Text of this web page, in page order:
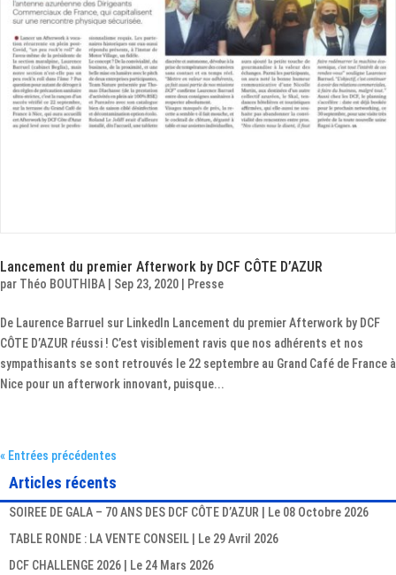
Lancement du premier Afterwork by DCF CÔTE D’AZUR
par Théo BOUTHIBA Sep 23, 2020 Presse
De Laurence Barruel sur LinkedIn Lancement du premier Afterwork by DCF
CÔTE D’AZUR réussi ! C’est visiblement ravis que nos adhérents et nos
sympathisants se sont retrouvés le 22 septembre au Grand Café de France à
Nice pour un afterwork innovant, puisque...
« Entrées précédentes
Articles récents
SOIREE DE GALA – 70 ANS DES DCF CÔTE D’AZUR | Le 08 Octobre 2026
TABLE RONDE : LA VENTE CONSEIL | Le 29 Avril 2026
DCF CHALLENGE 2026 | Le 24 Mars 2026